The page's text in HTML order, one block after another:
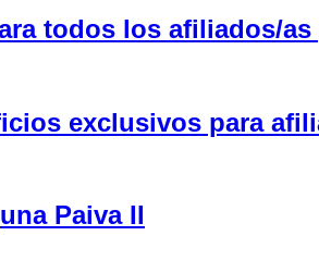
todos los afiliados/
exclusivos para
Paiva II